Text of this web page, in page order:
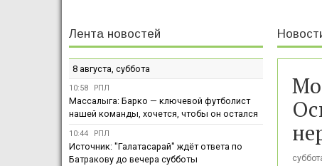
Лента новостей
8 августа, суббота
10:58 РПЛ
Массалыга: Барко — ключевой футболист
нашей команды, хочется, чтобы он остался
10:44 РПЛ
Источник: "Галатасарай" ждёт ответа по
Батракову до вечера субботы